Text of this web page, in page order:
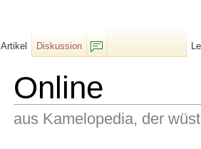
Online
aus Kamelopedia, der
Artikel
Diskussion